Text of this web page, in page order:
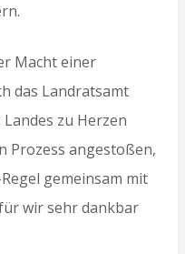
Macht einer
das Landratsamt
zu Herzen
Prozess angestoßen,
gemeinsam mit
wir sehr dankbar